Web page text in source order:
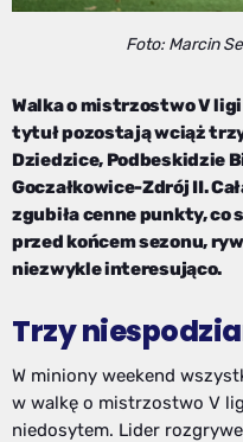
Foto: Marcin
Walka o mistrzostwo V
tytuł pozostają wciąż
Dziedzice, Podbeskidzie
Goczałkowice-Zdrój II.
zgubiła cenne punkty, co
przed końcem sezonu,
niezwykle interesująco.
Trzy
W miniony weekend
w walkę o mistrzostwo V
niedosytem. Lider